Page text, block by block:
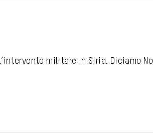
militare in Siria. Diciamo